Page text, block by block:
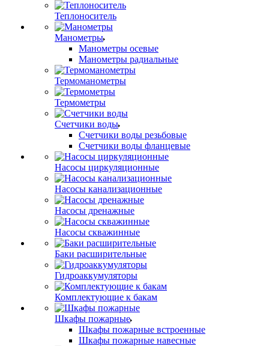
Теплоноситель
Манометры
Манометры осевые
Манометры радиальные
Термоманометры
Термометры
Счетчики воды
Счетчики воды резьбовые
Счетчики воды фланцевые
Насосы циркуляционные
Насосы канализационные
Насосы дренажные
Насосы скважинные
Баки расширительные
Гидроаккумуляторы
Комплектующие к бакам
Шкафы пожарные
Шкафы пожарные встроенные
Шкафы пожарные навесные